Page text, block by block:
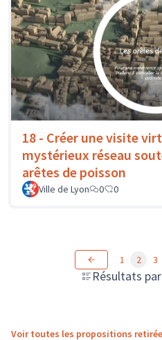
18 - Créer une visite
mystérieux réseau
arêtes de poisson
Ville de Lyon 0 0
Résultats
1 2 3
Voir toutes les propositions